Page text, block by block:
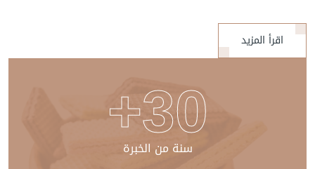
اقرأ المزيد
30+
سنة من الخبرة